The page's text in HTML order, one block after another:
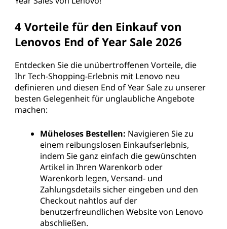
4 Vorteile für den Einkauf von
Lenovos End of Year Sale 2026
Entdecken Sie die unübertroffenen Vorteile, die
Ihr Tech-Shopping-Erlebnis mit Lenovo neu
definieren und diesen End of Year Sale zu unserer
besten Gelegenheit für unglaubliche Angebote
machen:
Müheloses Bestellen: Navigieren Sie zu
einem reibungslosen Einkaufserlebnis,
indem Sie ganz einfach die gewünschten
Artikel in Ihren Warenkorb oder
Warenkorb legen, Versand- und
Zahlungsdetails sicher eingeben und den
Checkout nahtlos auf der
benutzerfreundlichen Website von Lenovo
abschließen.